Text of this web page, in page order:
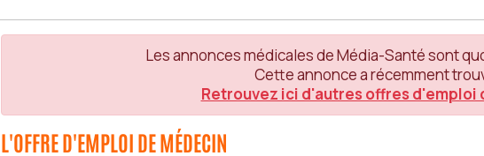
Les annonces médicales de Média-Santé sont
Cette annonce a récemment
Retrouvez ici d'autres offres d'emploi
L'OFFRE D'EMPLOI DE MÉDECIN